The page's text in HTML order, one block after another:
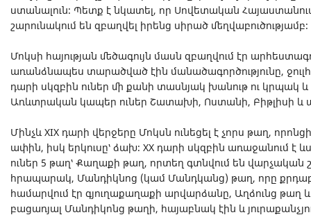
ստանալուն։ Պետք է նկատել, որ Սովետական
շարունակում են զբաղվել իրենց սիրած մեղվաբուծությամբ։
Մոկսի հայության մեծագույն մասն զբաղվում էր
առանձնապես տարածված էին մանածագործությունը,
դարի սկզբին ուներ մի քանի տասնյակ խանութ ու կրպակ
Առևտրական կապեր ուներ Շատախի, Ոստանի, Բիթլիսի և
Մինչև XIX դարի վերջերը Մոկսն ունեցել է չորս թաղ,
ափին, իսկ երկուսը՝ ձախ։ XX դարի սկզբին առաջանում է
ուներ 5 թաղ՝ Քաղաքի թաղ, որտեղ գտնվում են վարչական
հրապարակ, Մանդիկնոց (կամ Մանդկանց) թաղ, որը
համարվում էր գյուղաքաղաքի արվարձանը, Աղձունց թաղ
բացառյալ Մանդիկոնց թաղի, հայաբնակ էին և